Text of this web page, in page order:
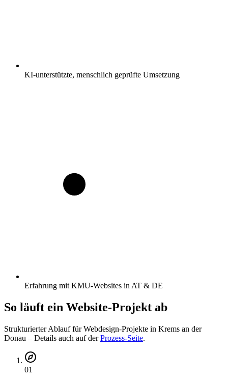
KI-unterstützte, menschlich geprüfte Umsetzung
Erfahrung mit KMU-Websites in AT & DE
So läuft ein Website-Projekt ab
Strukturierter Ablauf für Webdesign-Projekte in Krems an der
Donau – Details auch auf der Prozess-Seite.
01